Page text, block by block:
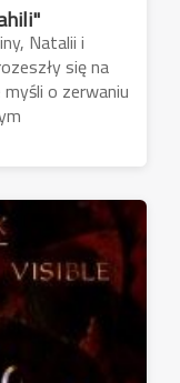
Natalii i
się na
o zerwaniu